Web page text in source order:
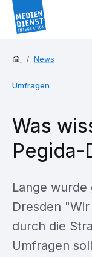
News
Umfragen
Was
Pegida-
Lange
Dresden
durch die
Umfragen